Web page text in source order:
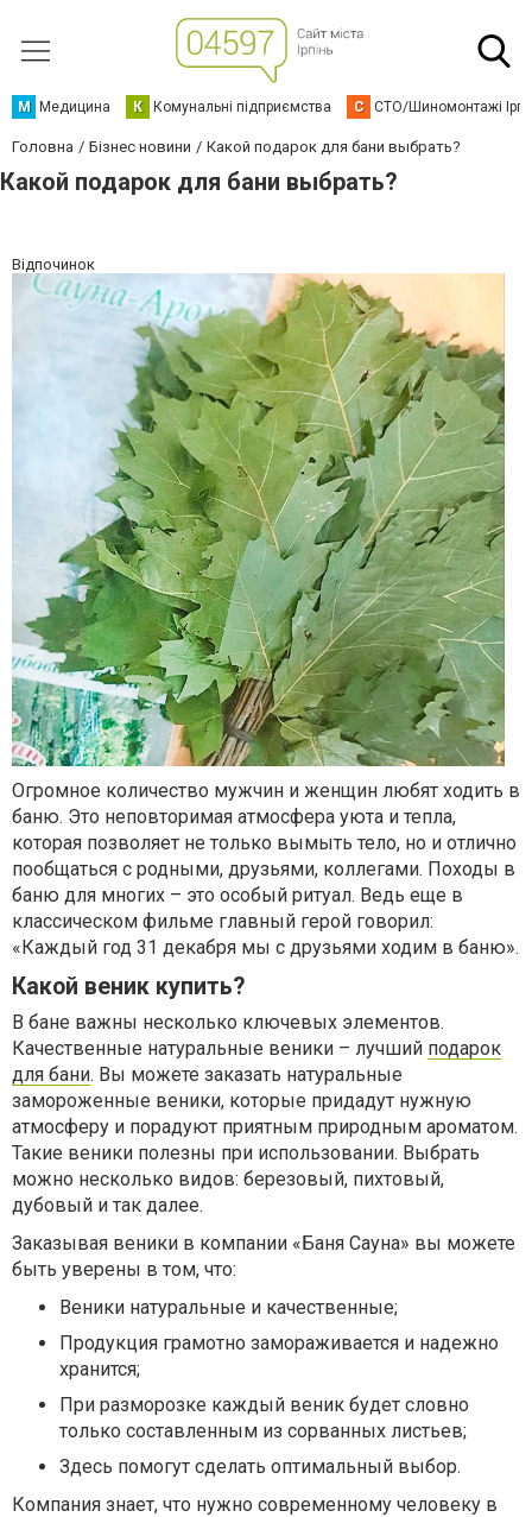
М Медицина К Комунальні підприємства С СТО/Шиномонтажі
Головна Бізнес новини Какой подарок для бани выбрать?
Какой подарок для бани выбрать?
Відпочинок
Огромное количество мужчин и женщин любят ходить в
баню. Это неповторимая атмосфера уюта и тепла,
которая позволяет не только вымыть тело, но и отлично
пообщаться с родными, друзьями, коллегами. Походы в
баню для многих – это особый ритуал. Ведь еще в
классическом фильме главный герой говорил:
«Каждый год 31 декабря мы с друзьями ходим в баню».
Какой веник купить?
В бане важны несколько ключевых элементов.
Качественные натуральные веники – лучший подарок
для бани. Вы можете заказать натуральные
замороженные веники, которые придадут нужную
атмосферу и порадуют приятным природным ароматом.
Такие веники полезны при использовании. Выбрать
можно несколько видов: березовый, пихтовый,
дубовый и так далее.
Заказывая веники в компании «Баня Сауна» вы можете
быть уверены в том, что:
Веники натуральные и качественные;
Продукция грамотно замораживается и надежно
хранится;
При разморозке каждый веник будет словно
только составленным из сорванных листьев;
Здесь помогут сделать оптимальный выбор.
Компания знает, что нужно современному человеку в